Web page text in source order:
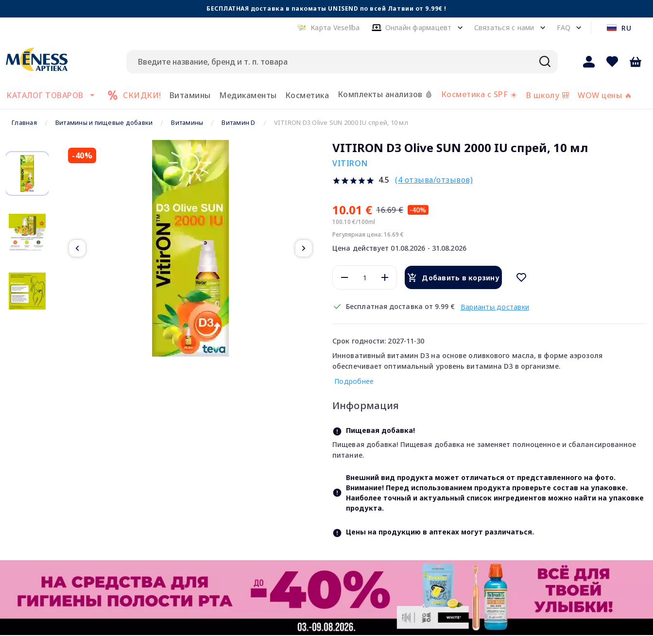
БЕСПЛАТНАЯ доставка в пакоматы UNISEND по всей Латвии от 9.99€ !
Карта Veselība Онлайн фармацевт Связаться с нами FAQ RU
КАТАЛОГ ТОВАРОВ СКИДКИ! Витамины Медикаменты Косметика Комплекты анализов 🩸 Косметика с SPF ☀️ В школу 🎒 WOW цены 🔥
Главная Витамины и пищевые добавки Витамины Витамин D VITIRON D3 Olive SUN 2000 IU спрей, 10 мл
Item
-40% VITIRON D3 Olive SUN 2000 IU спрей, 10 мл
VITIRON
4.5 (4 отзыва/отзывов)
10.01 € 16.69 € -40%
100.10 €/100ml
Регулярная цена: 16.69 €
Цена действует 01.08.2026 - 31.08.2026
Добавить в корзину
Бесплатная доставка от 9.99 € Варианты доставки
Срок годности: 2027-11-30
Инновативный витамин D3 на основе оливкового масла, в форме аэрозоля
обеспечивает оптимальный уровень витамина D3 в организме.
Подробнее
Информация
Пищевая добавка!
Пищевая добавка! Пищевая добавка не заменяет полноценное и сбалансированное
питание.
Внешний вид продукта может отличаться от представленного на фото.
Внимание! Перед использованием продукта проверьте состав на упаковке.
Наиболее точный и актуальный список ингредиентов можно найти на упаковке
продукта.
Цены на продукцию в аптеках могут различаться.